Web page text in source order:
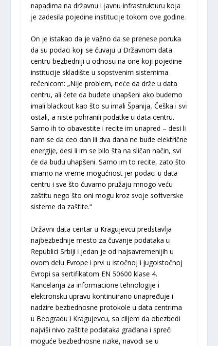
napadima na državnu i javnu infrastrukturu koja
je zadesila pojedine institucije tokom ove godine.
On je istakao da je važno da se prenese poruka
da su podaci koji se čuvaju u Državnom data
centru bezbedniji u odnosu na one koji pojedine
institucije skladište u sopstvenim sistemima
rečenicom: „Nije problem, neće da drže u data
centru, ali ćete da budete uhapšeni ako budemo
imali blackout kao što su imali Španija, Češka i svi
ostali, a niste pohranili podatke u data centru.
Samo ih to obavestite i recite im unapred – desi li
nam se da ceo dan ili dva dana ne bude električne
energije, desi li im se bilo šta na sličan način, svi
će da budu uhapšeni. Samo im to recite, zato što
imamo na vreme mogućnost jer podaci u data
centru i sve što čuvamo pružaju mnogo veću
zaštitu nego što oni mogu kroz svoje softverske
sisteme da zaštite.“
Državni data centar u Kragujevcu predstavlja
najbezbednije mesto za čuvanje podataka u
Republici Srbiji i jedan je od najsavremenijih u
ovom delu Evrope i prvi u istočnoj i jugoistočnoj
Evropi sa sertifikatom EN 50600 klase 4.
Kancelarija za informacione tehnologije i
elektronsku upravu kontinuirano unapređuje i
nadzire bezbednosne protokole u data centrima
u Beogradu i Kragujevcu, sa ciljem da obezbedi
najviši nivo zaštite podataka građana i spreči
moguće bezbednosne rizike, navodi se u